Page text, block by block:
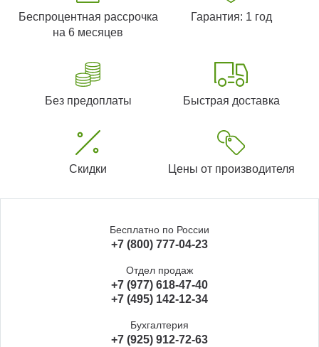
Беспроцентная рассрочка
на 6 месяцев
Гарантия: 1 год
Без предоплаты Быстрая доставка
Скидки Цены от производителя
Бесплатно по России
+7 (800) 777-04-23
Отдел продаж
+7 (977) 618-47-40
+7 (495) 142-12-34
Бухгалтерия
+7 (925) 912-72-63